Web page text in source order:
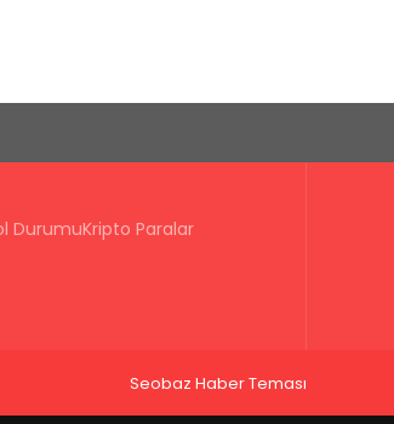
DurumuKripto Paralar
Seobaz Haber Teması